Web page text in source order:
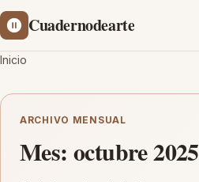
Cuadernodearte
Inicio
ARCHIVO MENSUAL
Mes: octubre 2025